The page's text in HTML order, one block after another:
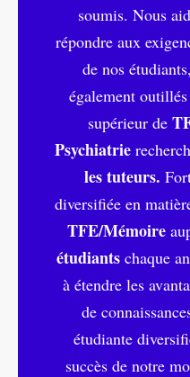
soumis. Nous
répondre aux
de nos
également
supérieur de
Psychiatrie
les tuteurs.
diversifiée en
TFE/Mémoire
étudiants chaque
à étendre les
de
étudiante
succès de notre